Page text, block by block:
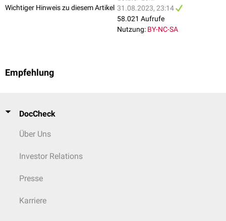
Wichtiger Hinweis zu diesem Artikel 31.08.2023, 23:14
58.021 Aufrufe
Nutzung: BY-NC-SA
Empfehlung
DocCheck
Über Uns
Investor Relations
Presse
Karriere